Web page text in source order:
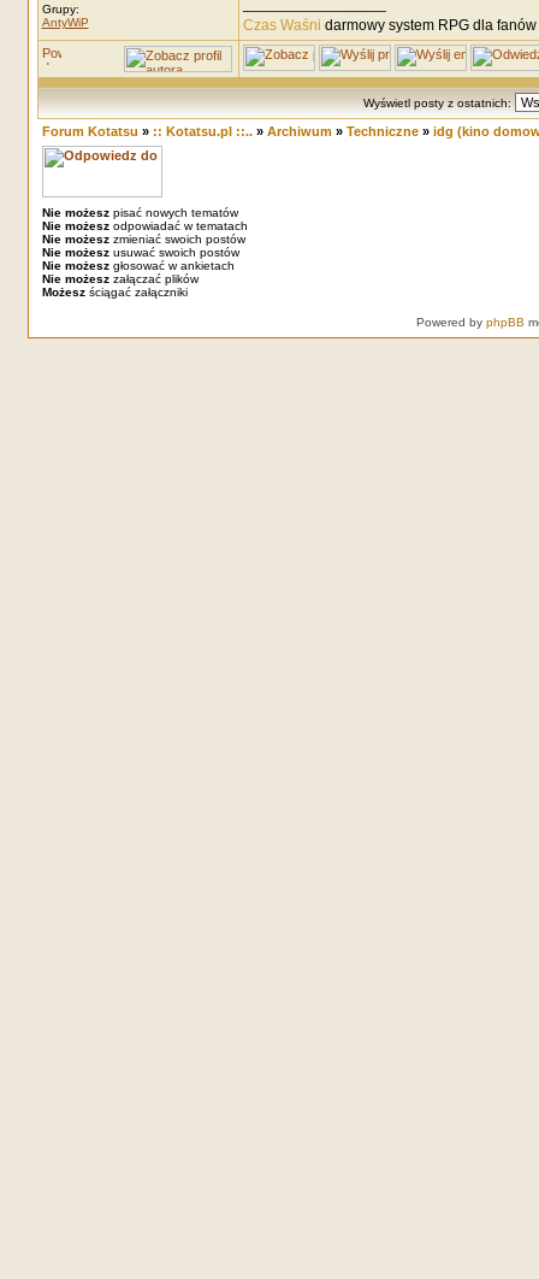
Grupy:
AntyWiP
Czas Waśni darmowy system RPG dla
Wyświetl posty z ostatnich:
Forum Kotatsu » :: Kotatsu.pl ::..» Archiwum» Techniczne» idg (kino
Nie możeszpisać nowych tematów
Nie możeszodpowiadać w tematach
Nie możeszzmieniać swoich postów
Nie możeszusuwać swoich postów
Nie możeszgłosować w ankietach
Nie możeszzałączać plików
Możeszściągać załączniki
Powered by phpBB